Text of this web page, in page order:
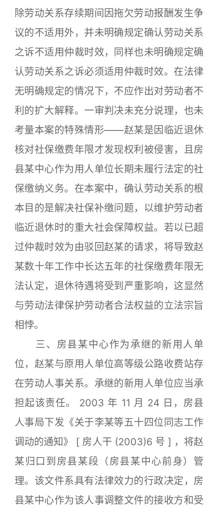
除劳动关系存续期间因拖欠劳动报酬发生争
议的不适用外，并未明确规定确认劳动关系
之诉不适用仲裁时效，同样也未明确规定确
认劳动关系之诉必须适用仲裁时效。在法律
无明确规定的情况下，不应作出对劳动者不
利的扩大解释。一审判决未充分说理，也未
考量本案的特殊情形——赵某是因临近退休
核对社保缴费年限才发现权利被侵害，且房
县某中心作为用人单位长期未履行法定的社
保缴纳义务。在本案中，确认劳动关系的根
本目的是解决社保补缴问题，以维护劳动者
临近退休时的重大社会保障权益。若以已超
过仲裁时效为由驳回赵某的请求，将导致赵
某数十年工作中长达五年的社保缴费年限无
法认定，退休待遇将受到严重影响，这显然
与劳动法律保护劳动者合法权益的立法宗旨
相悖。
三、房县某中心作为承继的新用人单
位，赵某与原用人单位高等级公路收费站存
在劳动人事关系。承继的新用人单位应当承
担起该责任。 2003 年 11 月 24 日，房县
人事局下发《关于李某等五十四位同志工作
调动的通知》 [ 房人干 (2003)6 号 ] ，将赵
某归口到房县某段（房县某中心前身）管
理。该文件系具有法律效力的行政决定，房
县某中心作为该人事调整文件的接收方和受